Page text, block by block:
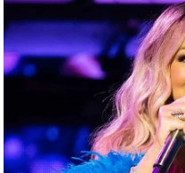
स्थ
ल
व्र
हा
र